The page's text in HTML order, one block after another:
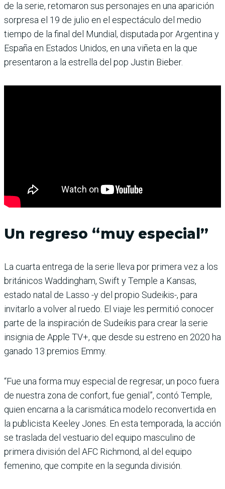
de la serie, retomaron sus personajes en una aparición
sorpresa el 19 de julio en el espectáculo del medio
tiempo de la final del Mundial, disputada por Argentina y
España en Estados Unidos, en una viñeta en la que
presentaron a la estrella del pop Justin Bieber.
Un regreso “muy especial”
La cuarta entrega de la serie lleva por primera vez a los
británicos Waddingham, Swift y Temple a Kansas,
estado natal de Lasso -y del propio Sudeikis-, para
invitarlo a volver al ruedo. El viaje les permitió conocer
parte de la inspiración de Sudeikis para crear la serie
insignia de Apple TV+, que desde su estreno en 2020 ha
ganado 13 premios Emmy.
“Fue una forma muy especial de regresar, un poco fuera
de nuestra zona de confort, fue genial”, contó Temple,
quien encarna a la carismática modelo reconvertida en
la publicista Keeley Jones. En esta temporada, la acción
se traslada del vestuario del equipo masculino de
primera división del AFC Richmond, al del equipo
femenino, que compite en la segunda división.